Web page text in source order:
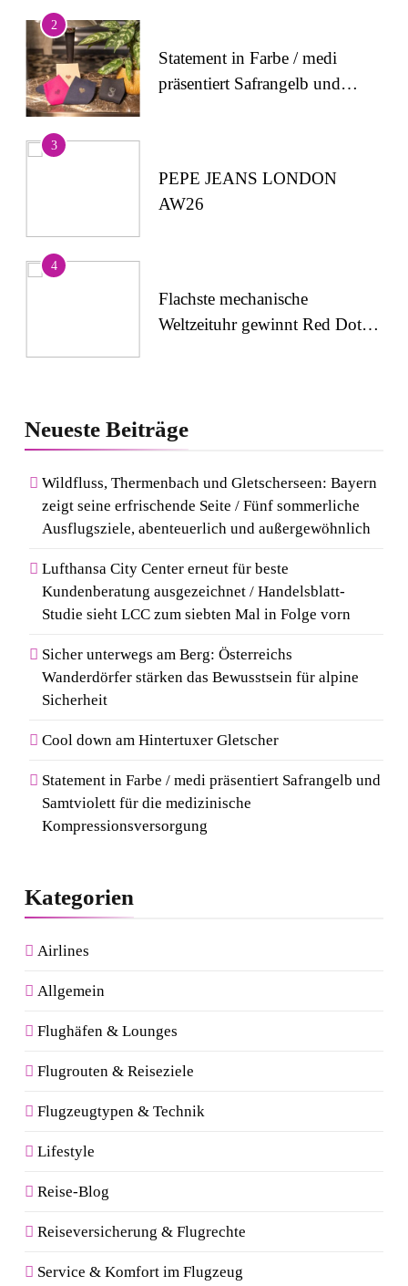
2
Statement in Farbe / medi
präsentiert Safrangelb und
3
PEPE JEANS LONDON
AW26
4
Flachste mechanische
Weltzeituhr gewinnt Red Dot:
Wenn Kult auf Couture trifft:
Capri-Sun setzt modisches
Fashion Week
6
Rezertifizierung bestätigt
Qualitätsstandard: Gastein
erneut mit Österreichischem
Wandergütesiegel ausgezeichnet
Kosmetik und Düfte online
kaufen: Die beliebtesten Shops
8
Von Mallorca bis Mykonos:
Der Style-Guide für
Südeuropas Top-Destinationen
Neueste Beiträge
Wildfluss, Thermenbach und Gletscherseen: Bayern
zeigt seine erfrischende Seite / Fünf sommerliche
Ausflugsziele, abenteuerlich und außergewöhnlich
Lufthansa City Center erneut für beste
Kundenberatung ausgezeichnet / Handelsblatt-
Studie sieht LCC zum siebten Mal in Folge vorn
Sicher unterwegs am Berg: Österreichs
Wanderdörfer stärken das Bewusstsein für alpine
Sicherheit
Cool down am Hintertuxer Gletscher
Statement in Farbe / medi präsentiert Safrangelb und
Samtviolett für die medizinische
Kompressionsversorgung
Kategorien
Airlines
Allgemein
Flughäfen & Lounges
Flugrouten & Reiseziele
Flugzeugtypen & Technik
Lifestyle
Reise-Blog
Reiseversicherung & Flugrechte
Service & Komfort im Flugzeug